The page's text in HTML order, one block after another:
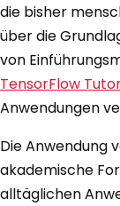
die bisher
über die
von
TensorFlow
Anwendungen
Die Anwendung
akademische
alltäglichen